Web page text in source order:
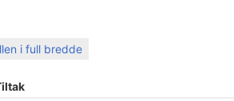
i full bredde